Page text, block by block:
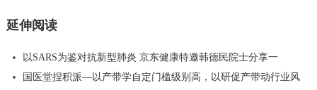
延伸阅读
以SARS为鉴对抗新型肺炎 京东健康特邀韩德民院士分享一
国医堂捏积派—以产带学自定门槛级别高，以研促产带动行业风